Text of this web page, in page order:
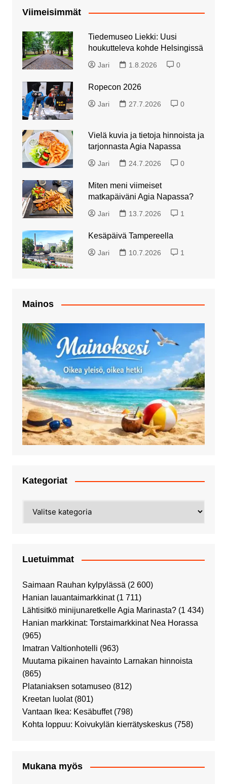
Viimeisimmät
Tiedemuseo Liekki: Uusi
houkutteleva kohde Helsingissä
Jari 1.8.2026 0
Ropecon 2026
Jari 27.7.2026 0
Vielä kuvia ja tietoja hinnoista ja
tarjonnasta Agia Napassa
Jari 24.7.2026 0
Miten meni viimeiset
matkapäiväni Agia Napassa?
Jari 13.7.2026 1
Kesäpäivä Tampereella
Jari 10.7.2026 1
Mainos
Kategoriat
Luetuimmat
Saimaan Rauhan kylpylässä (2 600)
Hanian lauantaimarkkinat (1 711)
Lähtisitkö minijunaretkelle Agia Marinasta? (1 434)
Hanian markkinat: Torstaimarkkinat Nea Horassa
(965)
Imatran Valtionhotelli (963)
Muutama pikainen havainto Larnakan hinnoista
(865)
Plataniaksen sotamuseo (812)
Kreetan luolat (801)
Vantaan Ikea: Kesäbuffet (798)
Kohta loppuu: Koivukylän kierrätyskeskus (758)
Mukana myös